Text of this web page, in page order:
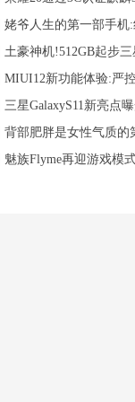
姥爷人生的第一部手机
土豪神机!512GB起步
MIUI12新功能体验:严
三星GalaxyS11新亮点
背部肥胖是女性气质的
魅族Flyme再迎游戏模